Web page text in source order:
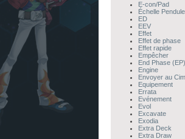
E-con/Pad
Échelle Pendule
ED
EEV
Effet
Effet de phase
Effet rapide
Empêcher
End Phase (EP)
Engine
Envoyer au
Equipement
Errata
Evénement
Evol
Excavate
Exodia
Extra Deck
Extra Draw